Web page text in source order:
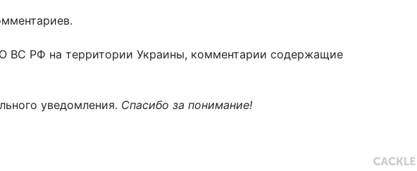
ВС РФ на территории Украины, комментарии содержащие
уведомления. Спасибо за понимание!